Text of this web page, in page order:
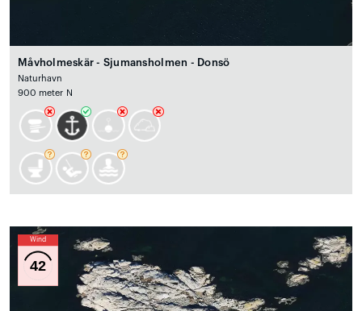
Måvholmeskär - Sjumansholmen - Donsö
Naturhavn
900 meter N
Wind
42